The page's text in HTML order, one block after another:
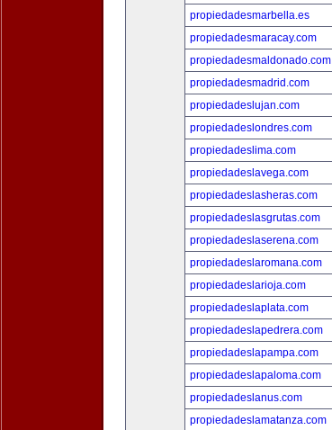
propiedadesmarbella.es
propiedadesmaracay.com
propiedadesmaldonado.com
propiedadesmadrid.com
propiedadeslujan.com
propiedadeslondres.com
propiedadeslima.com
propiedadeslavega.com
propiedadeslasheras.com
propiedadeslasgrutas.com
propiedadeslaserena.com
propiedadeslaromana.com
propiedadeslarioja.com
propiedadeslaplata.com
propiedadeslapedrera.com
propiedadeslapampa.com
propiedadeslapaloma.com
propiedadeslanus.com
propiedadeslamatanza.com